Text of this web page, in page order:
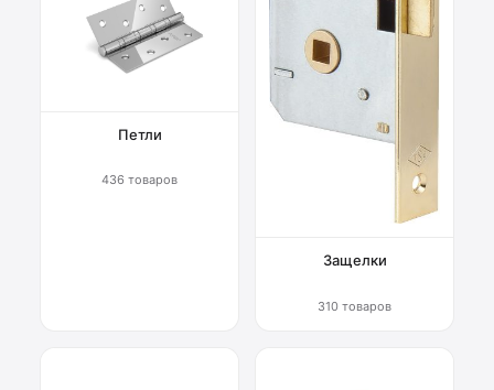
Петли
436 товаров
Защелки
310 товаров